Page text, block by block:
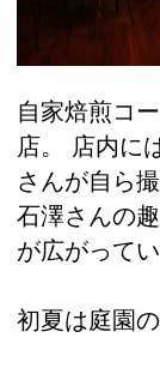
自家焙煎コ
店。 店内に
さんが自ら
石澤さんの
が広がってい
初夏は庭園